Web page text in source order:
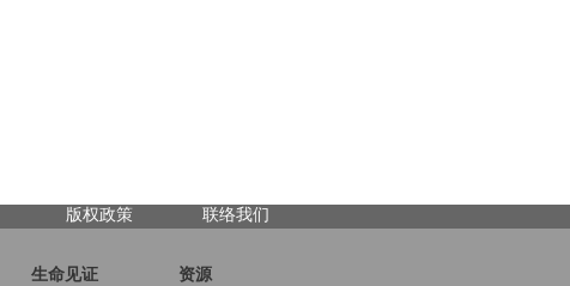
版权政策 联络我们
生命见证
资源